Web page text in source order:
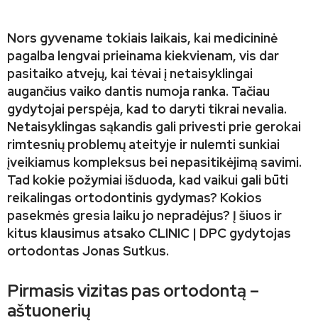
Nors gyvename tokiais laikais, kai medicininė
pagalba lengvai prieinama kiekvienam, vis dar
pasitaiko atvejų, kai tėvai į netaisyklingai
augančius vaiko dantis numoja ranka. Tačiau
gydytojai perspėja, kad to daryti tikrai nevalia.
Netaisyklingas sąkandis gali privesti prie gerokai
rimtesnių problemų ateityje ir nulemti sunkiai
įveikiamus kompleksus bei nepasitikėjimą savimi.
Tad kokie požymiai išduoda, kad vaikui gali būti
reikalingas ortodontinis gydymas? Kokios
pasekmės gresia laiku jo nepradėjus? Į šiuos ir
kitus klausimus atsako CLINIC | DPC gydytojas
ortodontas Jonas Sutkus.
Pirmasis vizitas pas ortodontą –
aštuonerių